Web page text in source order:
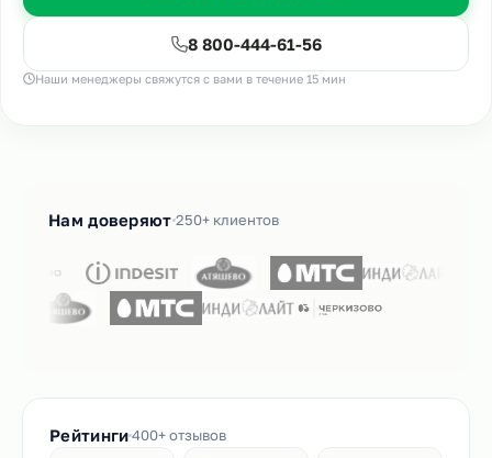
8 800-444-61-56
Наши менеджеры свяжутся с вами в течение 15 мин
Нам доверяют 250+ клиентов
Рейтинги400+ отзывов